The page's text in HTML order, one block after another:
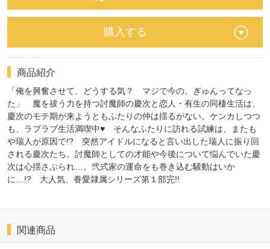
購入する
商品紹介
「俺を興奮させて、どうする気？ マジで今の、ぎゅんってなっ
た」 魔を祓う力を持つ討魔師の慶次と恋人・有生の同棲生活は、
慶次のモテ期が来ようともふたりの仲は揺るがない。ケンカしつつ
も、ラブラブ生活満喫中♥ そんなふたりに訪れる試練は、またも
や瑞人が原因で!? 突然アイドルになると言い出した瑞人に振り回
される慶次たち。討魔師としての才能や今後について悩んでいた慶
次は心揺さぶられ…。弐式家の運命をも巻き込む騒動はいか
に…!? 大人気、眷愛隷属シリーズ第１部完!!
関連商品